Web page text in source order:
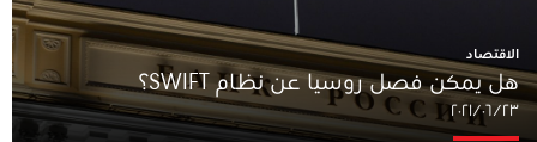
الاقتصاد
هل يمكن فصل روسيا عن نظام SWIFT؟
٢٣‏/٠٦‏/٢٠٢١